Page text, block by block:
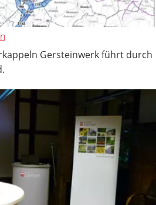
Gersteinwerk führt durch